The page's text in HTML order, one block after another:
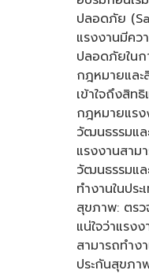
ปลอดภัย
แรงงานมีคว
ปลอดภัยในก
กฎหมายและ
เข้าใจถึงสิท
กฎหมายแร
วัฒนธรรมแล
แรงงานสาม
วัฒนธรรมแ
ทำงานในปร
สุขภาพ: ตรว
แน่ใจว่าแรง
สามารถทำง
ประกันสุขภา